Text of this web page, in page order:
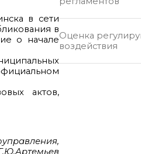
в сети
в
о начале
актов,
Оценка
воздействия